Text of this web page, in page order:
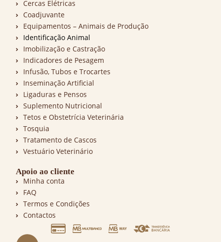
Cercas Elétricas
Coadjuvante
Equipamentos – Animais de Produção
Identificação Animal
Imobilização e Castração
Indicadores de Pesagem
Infusão, Tubos e Trocartes
Inseminação Artificial
Ligaduras e Pensos
Suplemento Nutricional
Tetos e Obstetrícia Veterinária
Tosquia
Tratamento de Cascos
Vestuário Veterinário
Apoio ao cliente
Minha conta
FAQ
Termos e Condições
Contactos